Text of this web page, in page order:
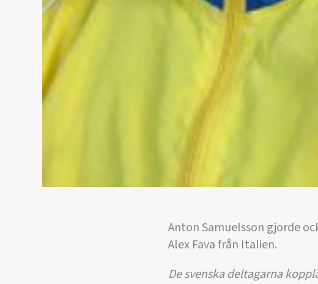
Anton Samuelsson gjorde
Alex Fava från Italien.
De svenska deltagarna